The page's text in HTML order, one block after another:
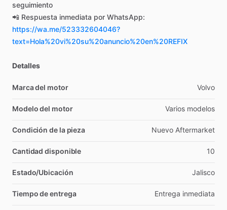
seguimiento
📲 Respuesta inmediata por WhatsApp:
https://wa.me/523332604046?
text=Hola%20vi%20su%20anuncio%20en%20REFIX
Detalles
Marca del motor Volvo
Modelo del motor Varios modelos
Condición de la pieza Nuevo Aftermarket
Cantidad disponible 10
Estado/Ubicación Jalisco
Tiempo de entrega Entrega inmediata